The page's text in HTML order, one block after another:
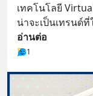
เทคโนโลยี
น่าจะเป็นเทรนด์
อ่านต่อ
1